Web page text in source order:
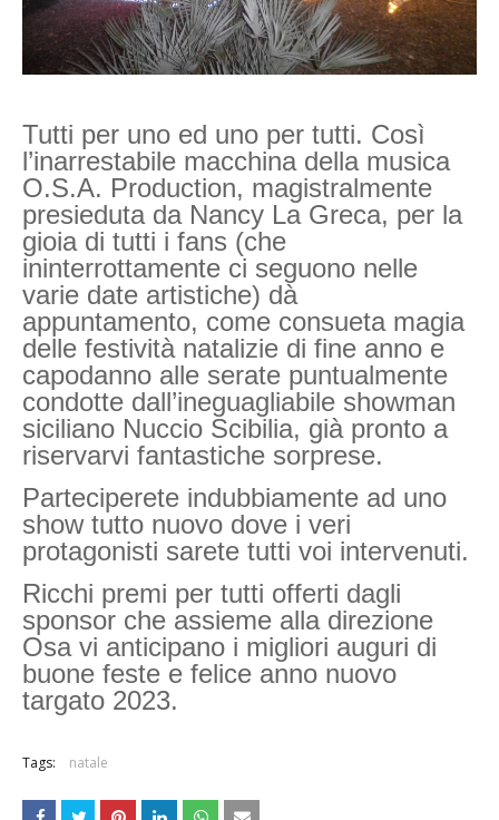
Tutti per uno ed uno per tutti. Così
l’inarrestabile macchina della musica
O.S.A. Production, magistralmente
presieduta da Nancy La Greca, per la
gioia di tutti i fans (che
ininterrottamente ci seguono nelle
varie date artistiche) dà
appuntamento, come consueta magia
delle festività natalizie di fine anno e
capodanno alle serate puntualmente
condotte dall’ineguagliabile showman
siciliano Nuccio Scibilia, già pronto a
riservarvi fantastiche sorprese.
Parteciperete indubbiamente ad uno
show tutto nuovo dove i veri
protagonisti sarete tutti voi intervenuti.
Ricchi premi per tutti offerti dagli
sponsor che assieme alla direzione
Osa vi anticipano i migliori auguri di
buone feste e felice anno nuovo
targato 2023.
Tags: natale